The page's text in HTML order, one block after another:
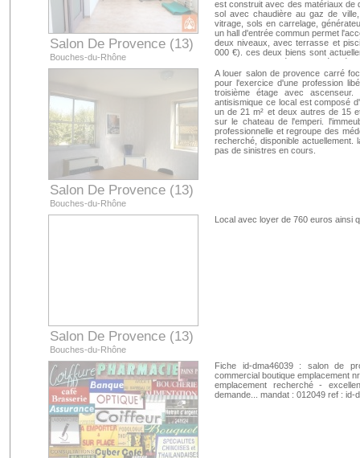
Salon De Provence (13)
Bouches-du-Rhône
est construit avec des matériaux de
sol avec chaudière au gaz de
vitrage, sols en carrelage,
un hall d'entrée commun permet
deux niveaux, avec terrasse et
000 €). ces deux biens sont
en une seule entité ou bien
Salon De Provence (13)
Bouches-du-Rhône
A louer salon de provence carré
pour l'exercice d'une profession
troisième étage avec ascenseur.
antisismique ce local est composé
un de 21 m² et deux autres de 15
sur le chateau de l'emperi.
professionnelle et regroupe des
recherché, disponible
pas de sinistres en cours.
Salon De Provence (13)
Bouches-du-Rhône
Local avec loyer de 760 euros ainsi
Fiche id-dma46039 : salon de
commercial boutique emplacement
emplacement recherché -
demande... mandat : 012049 ref : id-